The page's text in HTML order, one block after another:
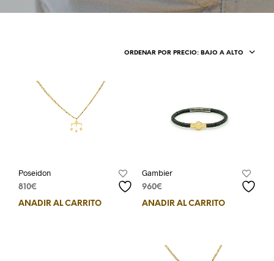
ORDENAR POR PRECIO: BAJO A ALTO
Poseidon
810€
AÑADIR AL CARRITO
Gambier
960€
AÑADIR AL CARRITO